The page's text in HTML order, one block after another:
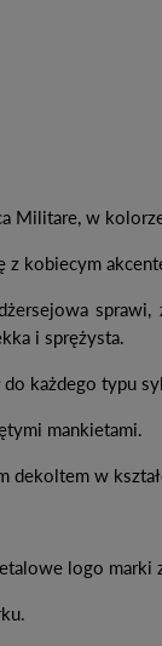
Militare, w
z kobiecym
i sprężysta.
każdego typu
mankietami.
dekoltem w
logo